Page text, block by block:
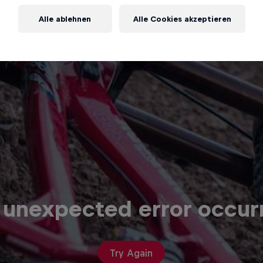
error
Try Again
Alle ablehnen Alle Cookies akzeptieren